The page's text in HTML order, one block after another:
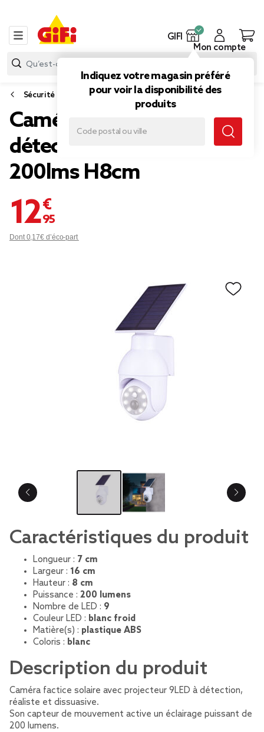
GIFI
Indiquez votre magasin préféré
pour voir la disponibilité des
produits
Mon compte
Sécurité de la maison
Caméra factice solaire
détection projecteur 9LED
200lms H8cm
12,95 €
Dont 0,17€ d’éco-part
Caractéristiques du produit
Longueur : 7 cm
Largeur : 16 cm
Hauteur : 8 cm
Puissance : 200 lumens
Nombre de LED : 9
Couleur LED : blanc froid
Matière(s) : plastique ABS
Coloris : blanc
Description du produit
Caméra factice solaire avec projecteur 9LED à détection,
réaliste et dissuasive.
Son capteur de mouvement active un éclairage puissant de
200 lumens.